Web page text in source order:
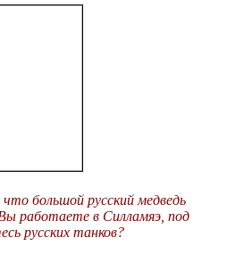
большой русский медведь
работаете в Силламяэ, под
русских танков?